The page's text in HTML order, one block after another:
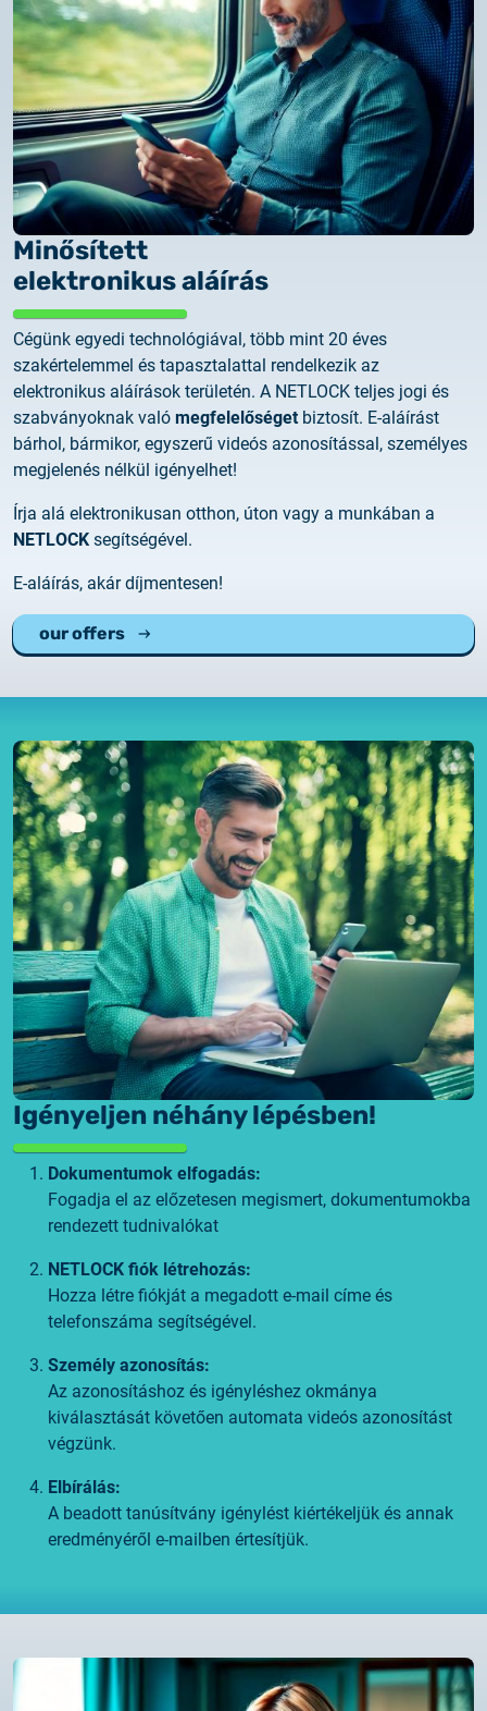
Customer Information – Certificate Requests
2025.12.03.
Information about the NETLOCK|SIGN service
2025.11.07.
Customer Information – Certificate Requests
2025.10.07.
Customer information
2025.11.06.
Information Netlock cloud service
2025.11.11.
System upgrade
Test certificate availability
2025.08.18.
2025.06.12.
Minősített
elektronikus aláírás
Cégünk egyedi technológiával, több mint 20 éves
szakértelemmel és tapasztalattal rendelkezik az
elektronikus aláírások területén. A NETLOCK teljes jogi és
szabványoknak való megfelelőséget biztosít. E-aláírást
bárhol, bármikor, egyszerű videós azonosítással, személyes
megjelenés nélkül igényelhet!
Írja alá elektronikusan otthon, úton vagy a munkában a
NETLOCK segítségével.
E-aláírás, akár díjmentesen!
our offers
Igényeljen néhány lépésben!
Dokumentumok elfogadás:
Fogadja el az előzetesen megismert, dokumentumokba
rendezett tudnivalókat
NETLOCK fiók létrehozás:
Hozza létre fiókját a megadott e-mail címe és
telefonszáma segítségével.
Személy azonosítás:
Az azonosításhoz és igényléshez okmánya
kiválasztását követően automata videós azonosítást
végzünk.
Elbírálás:
A beadott tanúsítvány igénylést kiértékeljük és annak
eredményéről e-mailben értesítjük.